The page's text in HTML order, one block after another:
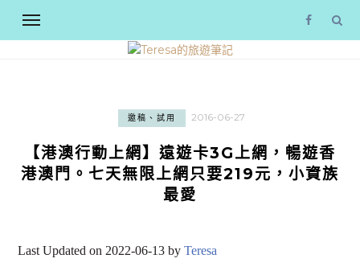
邀稿、試用 2016-06-27
【港澳行動上網】遠遊卡3G上網，暢遊香
港澳門。七天無限上網只要219元，小資族
最愛
Last Updated on 2022-06-13 byTeresa